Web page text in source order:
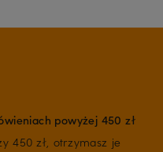
powyżej 450 zł
450 zł, otrzymasz je